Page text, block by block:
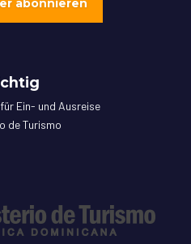
Ein- und Ausreise
de Turismo